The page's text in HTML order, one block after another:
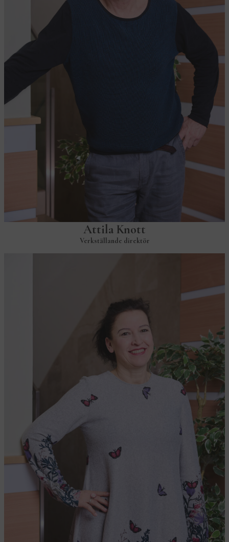
Attila Knott
Verkställande direktör